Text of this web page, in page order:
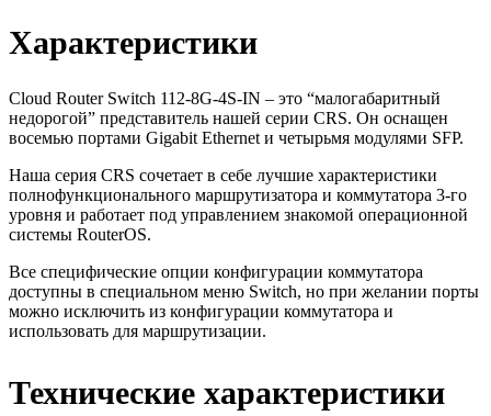
Характеристики
Cloud Router Switch 112-8G-4S-IN – это “малогабаритный
недорогой” представитель нашей серии CRS. Он оснащен
восемью портами Gigabit Ethernet и четырьмя модулями SFP.
Наша серия CRS сочетает в себе лучшие характеристики
полнофункционального маршрутизатора и коммутатора 3-го
уровня и работает под управлением знакомой операционной
системы RouterOS.
Все специфические опции конфигурации коммутатора
доступны в специальном меню Switch, но при желании порты
можно исключить из конфигурации коммутатора и
использовать для маршрутизации.
Технические характеристики